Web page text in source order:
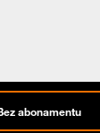
abonamentu